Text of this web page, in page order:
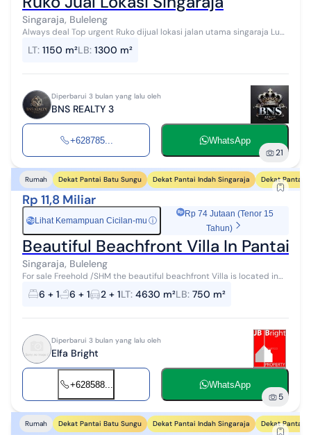
Singaraja, Buleleng
Always deal Top urgent Ruko dijual lokasi jalan utama singaraja Luas
Kamar mandi 4 Kama...
LT: 1150 m²LB: 1300 m²
Diperbarui 3 bulan yang lalu oleh
BNS REALTY 3
+628785... WhatsApp
21
Rumah Dekat Pantai Batu Sungu Dekat Pantai Indah Singaraja Dekat Pantai
Rp 11,8 Miliar
Rp Lihat Kemampuan Cicilan-mu ⓘ
Rp 74 Jutaan (Tenor 15
Tahun)
Beautiful Beachfront Villa In Pantai
Singaraja, Buleleng
For sale Freehold /SHM the beautiful beachfront Villa is located in
North West Bali, Singaraja Bali which is approx. 7 KM west of Seririt.
The vill...
6 + 1 6 + 1 2 + 1LT: 4630 m²LB: 750 m²
Diperbarui 3 bulan yang lalu oleh
Elfa Bright
+628588... WhatsApp
5
Rumah Dekat Pantai Batu Sungu Dekat Pantai Indah Singaraja Dekat Pantai